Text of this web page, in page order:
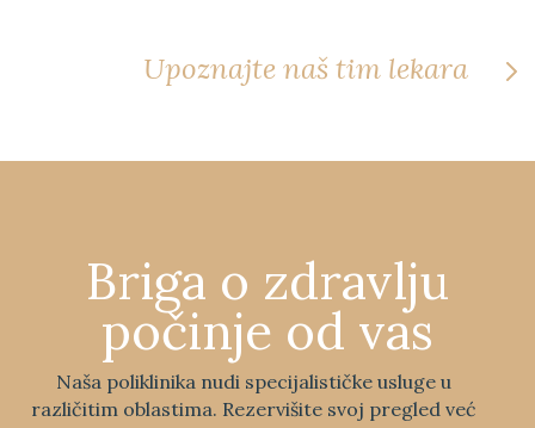
Upoznajte naš tim lekara
Briga o zdravlju
počinje od vas
Naša poliklinika nudi specijalističke usluge u
različitim oblastima. Rezervišite svoj pregled već